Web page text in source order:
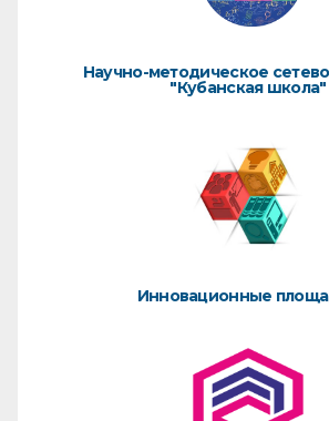
Научно-методическое
"Кубанская школа"
Инновационные